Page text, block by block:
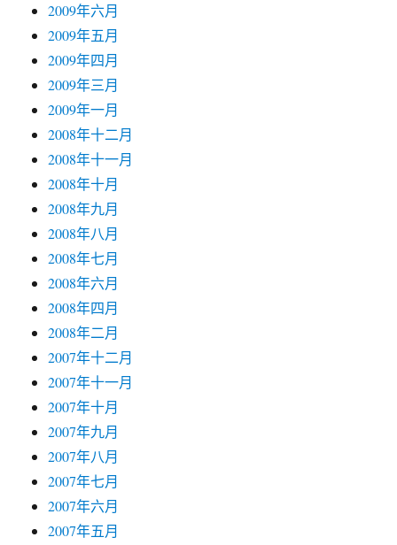
2009年六月
2009年五月
2009年四月
2009年三月
2009年一月
2008年十二月
2008年十一月
2008年十月
2008年九月
2008年八月
2008年七月
2008年六月
2008年四月
2008年二月
2007年十二月
2007年十一月
2007年十月
2007年九月
2007年八月
2007年七月
2007年六月
2007年五月